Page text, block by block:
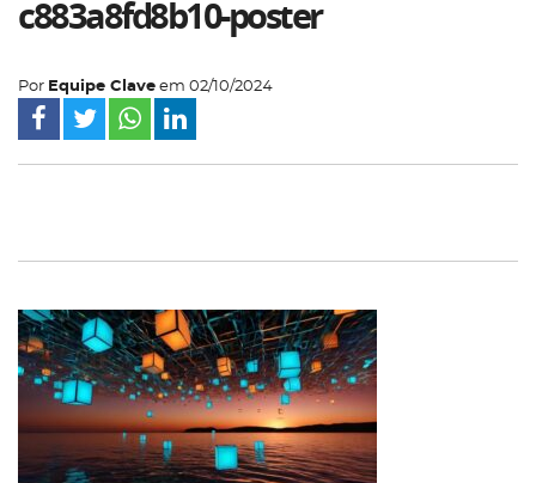
c883a8fd8b10-poster
Por Equipe Clave em 02/10/2024